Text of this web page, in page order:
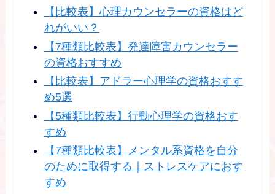
【比較表】心理カウンセラーの資格はど
れがいい？
【7種類比較表】発達障害カウンセラー
の資格おすすめ
【比較表】アドラー心理学の資格おすす
め5選
【5種類比較表】行動心理学の資格おす
すめ
【7種類比較表】メンタル系資格を自分
のために取得する｜ストレスケアにおす
すめ